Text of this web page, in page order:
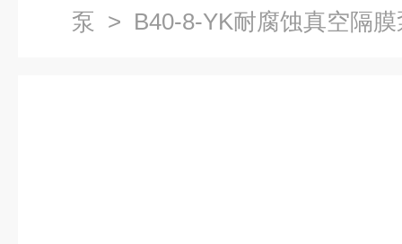
泵 > B40-8-YK耐腐蚀真空隔膜